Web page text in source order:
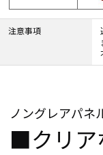
注意事項
ノングレアパネ
■クリア